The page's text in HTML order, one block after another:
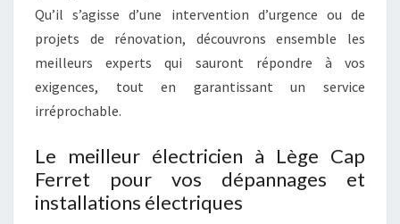
Qu’il s’agisse d’une intervention d’urgence ou de
projets de rénovation, découvrons ensemble les
meilleurs experts qui sauront répondre à vos
exigences, tout en garantissant un service
irréprochable.
Le meilleur électricien à Lège Cap
Ferret pour vos dépannages et
installations électriques